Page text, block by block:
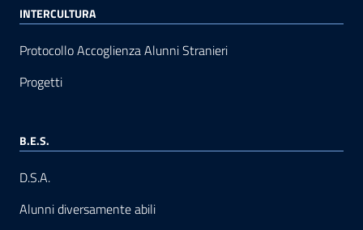
INTERCULTURA
Protocollo Accoglienza Alunni Stranieri
Progetti
B.E.S.
D.S.A.
Alunni diversamente abili